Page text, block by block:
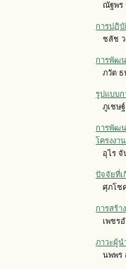
ณัฐพร
การปฏิ
ชลัช
การพัฒ
ภวัต
รูปแบบก
ภูเชษ
การพัฒ
โครงงา
อุไร
ปัจจัยที่เ
ศุภโช
การสร้
เพชร
ภาวะผู้น
นพพร